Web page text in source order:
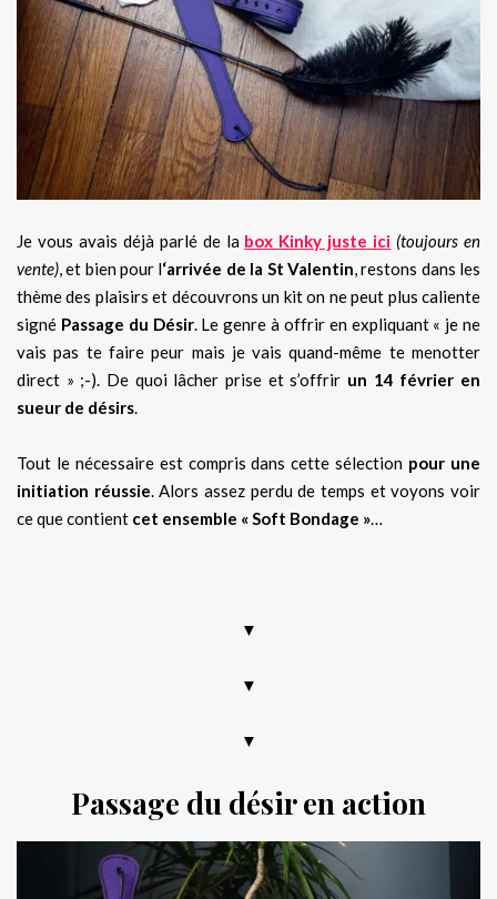
Je vous avais déjà parlé de la box Kinky juste ici (toujours en
vente), et bien pour l‘arrivée de la St Valentin, restons dans les
thème des plaisirs et découvrons un kit on ne peut plus caliente
signé Passage du Désir. Le genre à offrir en expliquant « je ne
vais pas te faire peur mais je vais quand-même te menotter
direct » ;-). De quoi lâcher prise et s’offrir un 14 février en
sueur de désirs.
Tout le nécessaire est compris dans cette sélection pour une
initiation réussie. Alors assez perdu de temps et voyons voir
ce que contient cet ensemble « Soft Bondage »…
▼
▼
▼
Passage du désir en action